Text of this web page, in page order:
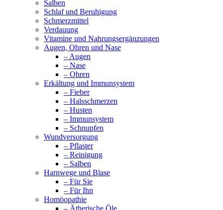
Salben
Schlaf und Beruhigung
Schmerzmittel
Verdauung
Vitamine und Nahrungsergänzungen
Augen, Ohren und Nase
– Augen
– Nase
– Ohren
Erkältung und Immunsystem
– Fieber
– Halsschmerzen
– Husten
– Immunsystem
– Schnupfen
Wundversorgung
– Pflaster
– Reinigung
– Salben
Harnwege und Blase
– Für Sie
– Für Ihn
Homöopathie
– Ätherische Öle